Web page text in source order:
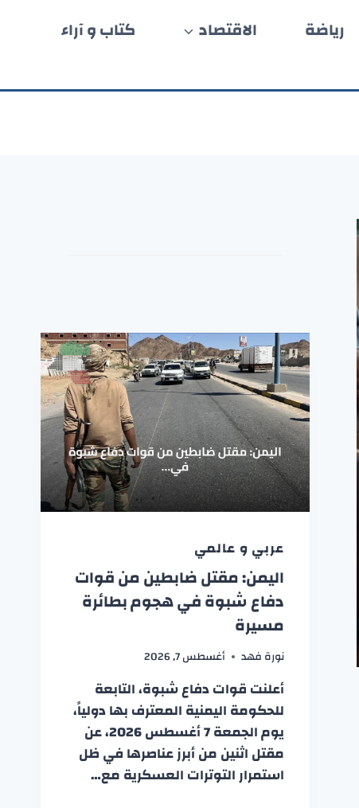
رياضة الاقتصاد
كتاب و آراء
عربي و عالمي
اليمن: مقتل ضابطين من قوات
دفاع شبوة في هجوم بطائرة
مسيرة
نورة فهد أغسطس 7, 2026
أعلنت قوات دفاع شبوة، التابعة
للحكومة اليمنية المعترف بها دولياً،
يوم الجمعة 7 أغسطس 2026، عن
مقتل اثنين من أبرز عناصرها في ظل
استمرار التوترات العسكرية مع…